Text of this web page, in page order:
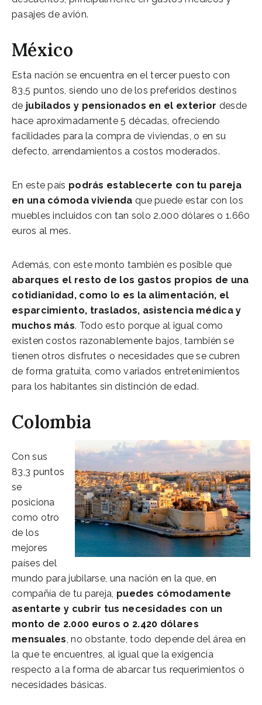
pasajes de avión.
México
Esta nación se encuentra en el tercer puesto con
83,5 puntos, siendo uno de los preferidos destinos
de jubilados y pensionados en el exterior desde
hace aproximadamente 5 décadas, ofreciendo
facilidades para la compra de viviendas, o en su
defecto, arrendamientos a costos moderados.
En este país podrás establecerte con tu pareja
en una cómoda vivienda que puede estar con los
muebles incluidos con tan solo 2.000 dólares o 1.660
euros al mes.
Además, con este monto también es posible que
abarques el resto de los gastos propios de una
cotidianidad, como lo es la alimentación, el
esparcimiento, traslados, asistencia médica y
muchos más. Todo esto porque al igual como
existen costos razonablemente bajos, también se
tienen otros disfrutes o necesidades que se cubren
de forma gratuita, como variados entretenimientos
para los habitantes sin distinción de edad.
Colombia
Con sus
83,3 puntos
se
posiciona
como otro
de los
mejores
países del
mundo para jubilarse, una nación en la que, en
compañía de tu pareja, puedes cómodamente
asentarte y cubrir tus necesidades con un
monto de 2.000 euros o 2.420 dólares
mensuales, no obstante, todo depende del área en
la que te encuentres, al igual que la exigencia
respecto a la forma de abarcar tus requerimientos o
necesidades básicas.